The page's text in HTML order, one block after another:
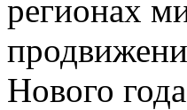
регионах
Нового